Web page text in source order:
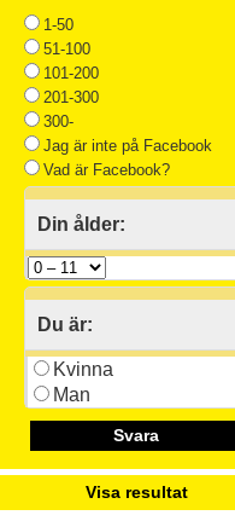
1-50
51-100
101-200
201-300
300-
Jag är inte på Facebook
Vad är Facebook?
Din ålder:
Du är:
Kvinna
Man
Svara
Visa resultat